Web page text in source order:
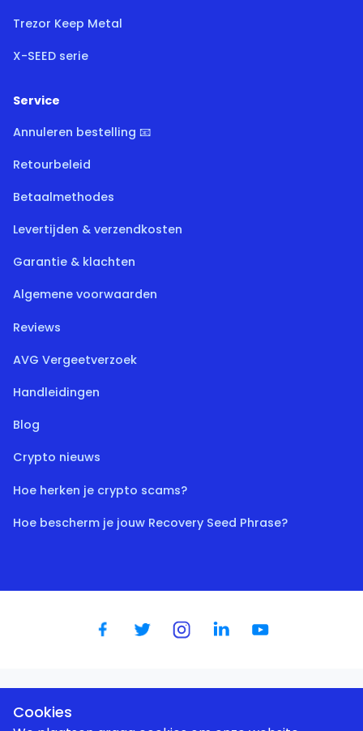
Trezor Keep Metal
X-SEED serie
Service
Annuleren bestelling 📧
Retourbeleid
Betaalmethodes
Levertijden & verzendkosten
Garantie & klachten
Algemene voorwaarden
Reviews
AVG Vergeetverzoek
Handleidingen
Blog
Crypto nieuws
Hoe herken je crypto scams?
Hoe bescherm je jouw Recovery Seed Phrase?
Dutch|English
Cookies